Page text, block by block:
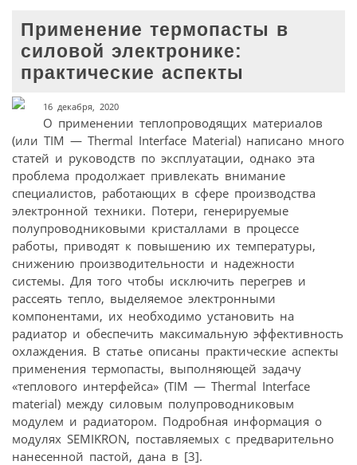
Применение термопасты в
силовой электронике:
практические аспекты
16 декабря, 2020
О применении теплопроводящих материалов
(или TIM — Thermal Interface Material) написано много
статей и руководств по эксплуатации, однако эта
проблема продолжает привлекать внимание
специалистов, работающих в сфере производства
электронной техники. Потери, генерируемые
полупроводниковыми кристаллами в процессе
работы, приводят к повышению их температуры,
снижению производительности и надежности
системы. Для того чтобы исключить перегрев и
рассеять тепло, выделяемое электронными
компонентами, их необходимо установить на
радиатор и обеспечить максимальную эффективность
охлаждения. В статье описаны практические аспекты
применения термопасты, выполняющей задачу
«теплового интерфейса» (TIM — Thermal Interface
material) между силовым полупроводниковым
модулем и радиатором. Подробная информация о
модулях SEMIKRON, поставляемых с предварительно
нанесенной пастой, дана в [3].